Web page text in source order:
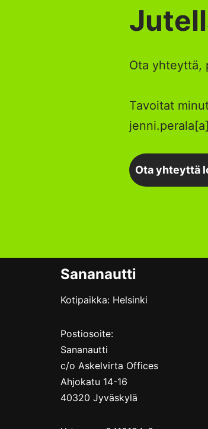
Ota yhteyttä,
Tavoitat
Ota yhteyttä
Sananautti
Kotipaikka: Helsinki
Postiosoite:
Sananautti
c/o Askelvirta Offices
Ahjokatu 14-16
40320 Jyväskylä